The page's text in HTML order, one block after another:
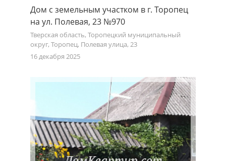
Дом с земельным участком в г. Торопец
на ул. Полевая, 23 №970
Тверская область, Торопецкий муниципальный
округ, Торопец, Полевая улица, 23
16 декабря 2025